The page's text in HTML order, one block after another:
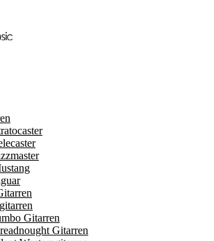
Gitarren
Gitarren